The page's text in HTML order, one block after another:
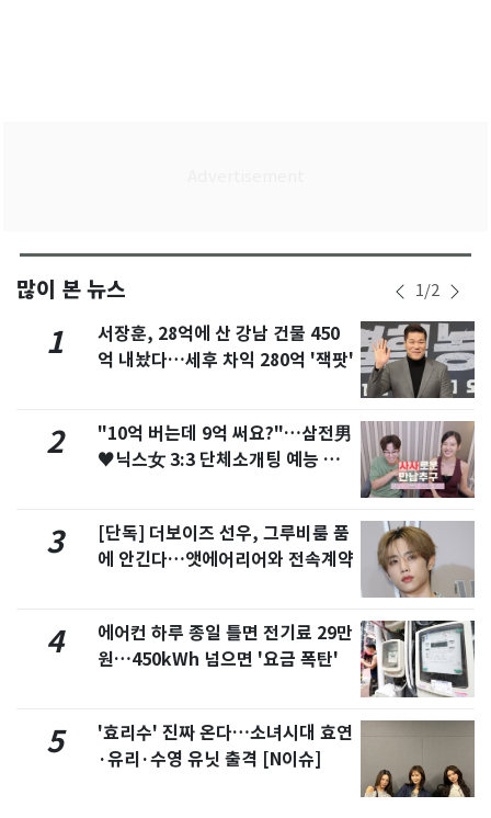
많이 본 뉴스 1/2
1
서장훈, 28억에 산 강남 건물 450
억 내놨다…세후 차익 280억 '잭팟'
2
"10억 버는데 9억 써요?"…삼전男
♥닉스女 3:3 단체소개팅 예능 화
3
[단독] 더보이즈 선우, 그루비룸 품
에 안긴다…앳에어리어와 전속계약
4
에어컨 하루 종일 틀면 전기료 29만
원…450kWh 넘으면 '요금 폭탄'
5
'효리수' 진짜 온다…소녀시대 효연
·유리·수영 유닛 출격 [N이슈]